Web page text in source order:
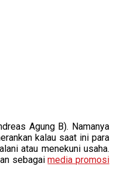
Agung B). Namanya
kalau saat ini para
atau menekuni usaha.
sebagaimedia promosi